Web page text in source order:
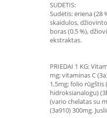
SUDĖTIS:
Sudėtis: ėriena (28
skaidulos,
boras (0.5 %),
ekstraktas.
PRIEDAI 1 KG:
mg; vitaminas C
1,5mg; folio rūgštis
hidroksianalogu)
(vario chelatas su
(3a910) 300mg.